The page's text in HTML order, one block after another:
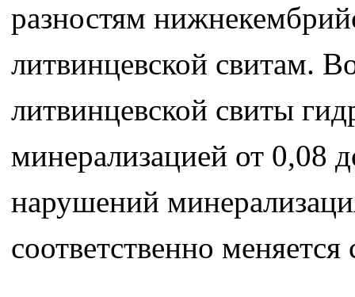
разностям
литвинцевской свитам.
литвинцевской свиты
минерализацией от 0,08
нарушений
соответственно меняется